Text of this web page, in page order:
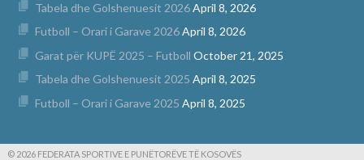
Tabela dhe Golshenuesit 2026April 8, 2026
Futboll – Orari i Garave 2026April 8, 2026
Garat për KUPË 2025 – Futboll October 21, 2025
Tabela dhe Golshenuesit 2025 April 8, 2025
Futboll – Orari i Garave 2025 April 8, 2025
© 2026 FEDERATA SPORTIVE E PUNËTORËVE TË KOSOVËS